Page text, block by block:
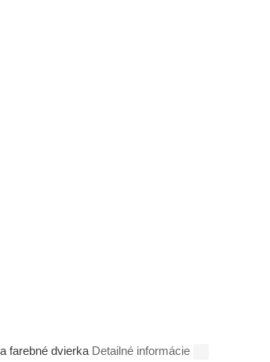
farebné dvierka Detailné informácie